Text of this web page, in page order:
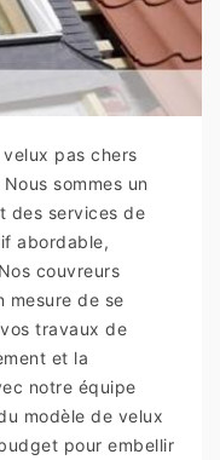
pas chers
sommes un
des services de
abordable,
couvreurs
mesure de se
travaux de
et la
notre équipe
modèle de velux
pour embellir